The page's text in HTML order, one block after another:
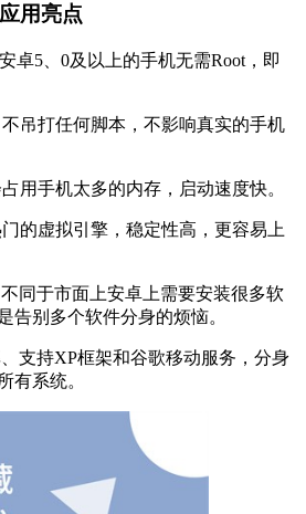
用亮点
5、0及以上的手机无需Root，即
打任何脚本，不影响真实的手机
手机太多的内存，启动速度快。
虚拟引擎，稳定性高，更容易上
于市面上安卓上需要安装很多软
告别多个软件分身的烦恼。
持XP框架和谷歌移动服务，分身
有系统。